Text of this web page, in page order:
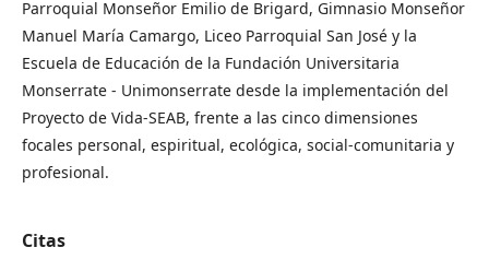
Parroquial Monseñor Emilio de Brigard, Gimnasio Monseñor
Manuel María Camargo, Liceo Parroquial San José y la
Escuela de Educación de la Fundación Universitaria
Monserrate - Unimonserrate desde la implementación del
Proyecto de Vida-SEAB, frente a las cinco dimensiones
focales personal, espiritual, ecológica, social-comunitaria y
profesional.
Citas